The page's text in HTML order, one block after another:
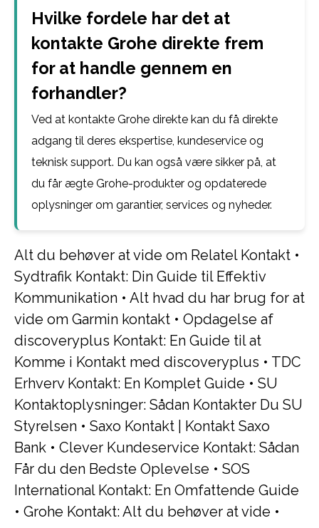
Hvilke fordele har det at
kontakte Grohe direkte frem
for at handle gennem en
forhandler?
Ved at kontakte Grohe direkte kan du få direkte
adgang til deres ekspertise, kundeservice og
teknisk support. Du kan også være sikker på, at
du får ægte Grohe-produkter og opdaterede
oplysninger om garantier, services og nyheder.
Alt du behøver at vide om Relatel Kontakt •
Sydtrafik Kontakt: Din Guide til Effektiv
Kommunikation • Alt hvad du har brug for at
vide om Garmin kontakt • Opdagelse af
discoveryplus Kontakt: En Guide til at
Komme i Kontakt med discoveryplus • TDC
Erhverv Kontakt: En Komplet Guide • SU
Kontaktoplysninger: Sådan Kontakter Du SU
Styrelsen • Saxo Kontakt | Kontakt Saxo
Bank • Clever Kundeservice Kontakt: Sådan
Får du den Bedste Oplevelse • SOS
International Kontakt: En Omfattende Guide
• Grohe Kontakt: Alt du behøver at vide •